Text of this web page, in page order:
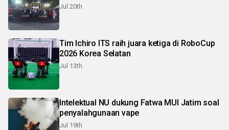
Jul 20th
Tim Ichiro ITS raih juara ketiga di RoboCup
2026 Korea Selatan
Jul 13th
Intelektual NU dukung Fatwa MUI Jatim soal
penyalahgunaan vape
Jul 19th